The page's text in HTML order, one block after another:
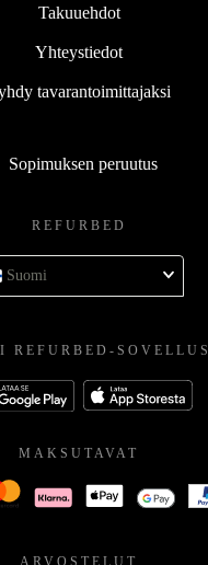
Takuuehdot
Yhteystiedot
tavarantoimittajaksi
Sopimuksen peruutus
REFURBED
Suomi
REFURBED-SOVELLUS
MAKSUTAVAT